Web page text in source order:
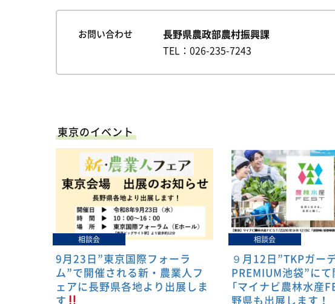
お問い合わせ
長野県農政部農村振興課
TEL
026-235-7243
東京のイベント
相談会
9月23日”東京国際フォーラ
ム”で開催される新・農業人フ
ェアに長野県各地より出展しま
す
相談会
９月12日”TKPガー
PREMIUM池袋”にて
「マイナビ農林水産
野県も出展します！